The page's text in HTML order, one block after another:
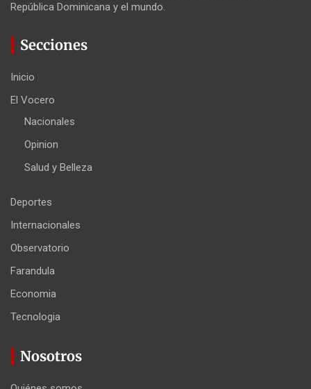
República Dominicana y el mundo.
Secciones
Inicio
El Vocero
Nacionales
Opinion
Salud y Belleza
Deportes
Internacionales
Observatorio
Farandula
Economia
Tecnologia
Nosotros